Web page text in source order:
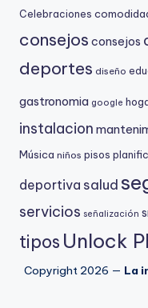
Celebraciones
consejos consejos
deportes diseño
gastronomia google
instalacion
Música niños pisos
deportiva salud
servicios señalización
tipos Unlock
Copyright 2026 — La